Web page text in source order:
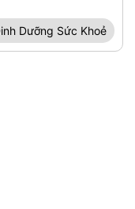
Dưỡng Sức Khoẻ